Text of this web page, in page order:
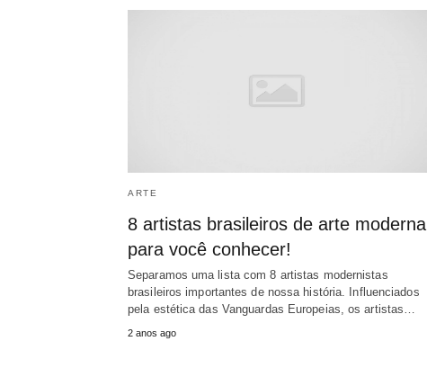
ARTE
8 artistas brasileiros de arte moderna
para você conhecer!
Separamos uma lista com 8 artistas modernistas
brasileiros importantes de nossa história. Influenciados
pela estética das Vanguardas Europeias, os artistas…
2 anos ago